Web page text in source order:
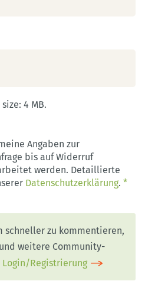
Angaben zur
bis auf Widerruf
werden. Detaillierte
Datenschutzerklärung. *
4 MB.
schneller zu kommentieren,
weitere Community-
Login/Registrierung